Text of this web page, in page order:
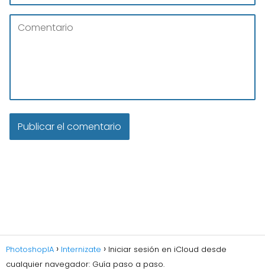
PhotoshopIA Internizate
Iniciar sesión en iCloud desde
cualquier navegador: Guía paso a paso.